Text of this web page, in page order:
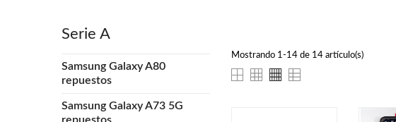
Serie A
Samsung Galaxy A80
repuestos
Samsung Galaxy A73 5G
Mostrando 1-14 de 14 artículo(s)